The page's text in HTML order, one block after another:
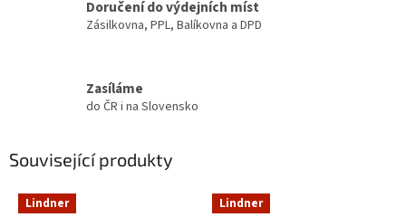
Doručení do výdejních míst
Zásilkovna, PPL, Balíkovna a DPD
Zasíláme
do ČR i na Slovensko
Související produkty
Lindner Lindner